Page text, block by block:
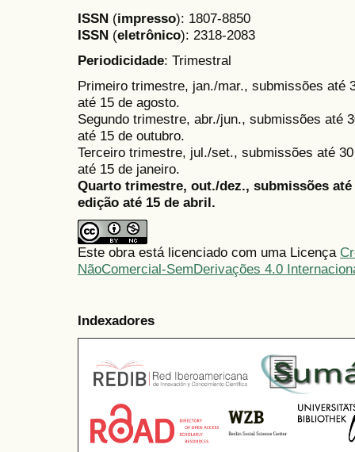
ISSN (impresso): 1807-8850
ISSN (eletrônico): 2318-2083
Periodicidade: Trimestral
Primeiro trimestre, jan./mar., submissões até
até 15 de agosto.
Segundo trimestre, abr./jun., submissões até
até 15 de outubro.
Terceiro trimestre, jul./set., submissões até
até 15 de janeiro.
Quarto trimestre, out./dez., submissões
edição até 15 de abril.
Este obra está licenciado com uma Licença
NãoComercial-SemDerivações 4.0
Indexadores